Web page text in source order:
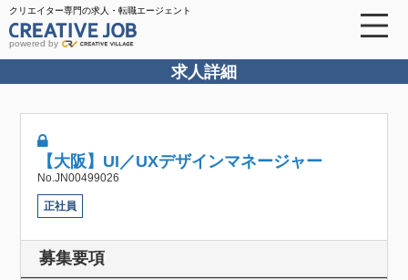
クリエイター専門の求人・転職エージェント
powered by
求人詳細
【大阪】UI／UXデザインマネージャー
No.JN00499026
正社員
募集要項